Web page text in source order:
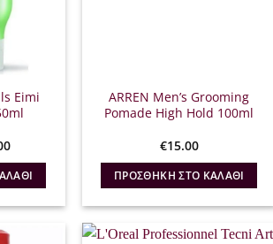
Eimi
Η
τιμή
είναι:
ARREN Men’s Grooming
Pomade High Hold 100ml
€15.00
ΠΡΟΣΘΉΚΗ ΣΤΟ ΚΑΛΆΘΙ